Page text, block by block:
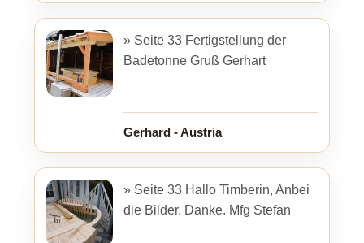
» Seite 33 Fertigstellung der
Gerhard - Austria
» Seite 33 Hallo Timberin, Anbei